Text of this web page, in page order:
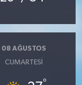
08 AĞUSTOS
CUMARTESI
°